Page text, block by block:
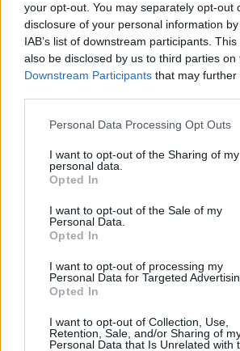
your opt-out. You may separately opt-out
disclosure of your personal information
IAB’s list of downstream participants.
also be disclosed by us to third parties on
Downstream Participants that may
Please note that this website/app uses
not limited to your visit or usage
grant or deny consent to Google and its
use your data for below specified
consent section.
Personal Data Processing Opt Outs
I want to opt-out of the Sharing of my
personal data.
Opted In
I want to opt-out of the Sale of my
Personal Data.
Opted In
I want to opt-out of processing my
Personal Data for Targeted
Opted In
I want to opt-out of Collection, Use,
Retention, Sale, and/or Sharing of
Personal Data that Is Unrelated with
Skorpió (10. 24-11. 22.) A párod és
furcsa viselkedése heves
mégis próbálj meg módot találni a
nézeteltérések megoldására.
zavartalan órára, ezért ha
válaszra váló telefonhívás,
veszed fel a mobilt.